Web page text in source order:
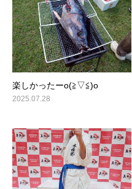
楽しかったーo(≧▽≦)o
2025.07.28